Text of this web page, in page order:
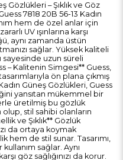
Gözlükleri – Şıklık ve Göz
7818 20B 56-13 Kadın
hem de özel anlar için
UV ışınlarına karşı
aynı zamanda üstün
sağlar. Yüksek kaliteli
uzun süreli
– Kalitenin Simgesi** Guess,
ön plana çıkmış
Güneş Gözlükleri, Guess
yansıtan mükemmel bir
üretilmiş bu gözlük
stil sahibi olanların
ve Şıklık** Gözlük
da ortaya koymak
hem de stil sunar. Tasarımı,
sağlar. Aynı
göz sağlığınızı da korur.